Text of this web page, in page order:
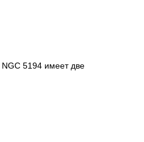
5194 имеет две